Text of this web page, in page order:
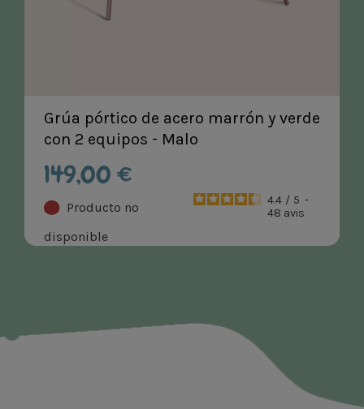
Grúa pórtico de acero marrón y verde
con 2 equipos - Malo
149,00 €
Producto no
disponible
4.4 / 5 -
48 avis